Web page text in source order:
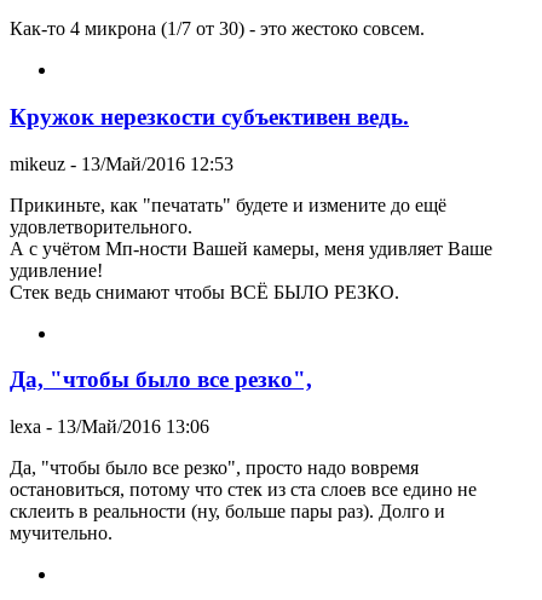
Как-то 4 микрона (1/7 от 30) - это жестоко совсем.
Кружок нерезкости субъективен ведь.
mikeuz - 13/Май/2016 12:53
Прикиньте, как "печатать" будете и измените до ещё
удовлетворительного.
А с учётом Мп-ности Вашей камеры, меня удивляет Ваше
удивление!
Стек ведь снимают чтобы ВСЁ БЫЛО РЕЗКО.
Да, "чтобы было все резко",
lexa - 13/Май/2016 13:06
Да, "чтобы было все резко", просто надо вовремя
остановиться, потому что стек из ста слоев все едино не
склеить в реальности (ну, больше пары раз). Долго и
мучительно.